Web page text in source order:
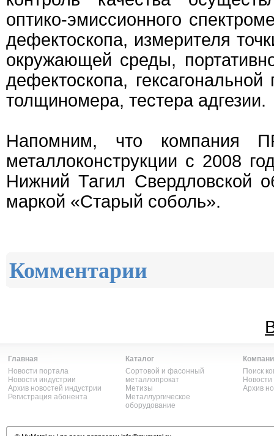
оптико‐эмиссионного
дефектоскопа, измерителя
окружающей среды,
дефектоскопа,
толщиномера, тестера адгезии.
Напомним, что компания
металлоконструкции с 2008
Нижний Тагил Свердловской
маркой «Старый соболь».
Комментарии
Главная
Новости портала
Новости индустрии
Архив новостей индустрии
Регистрация абонента
Каталог
Сортовой и фасонный
металлопрокат
Метизы
Металлургическое
оборудование
Поиск
Архив